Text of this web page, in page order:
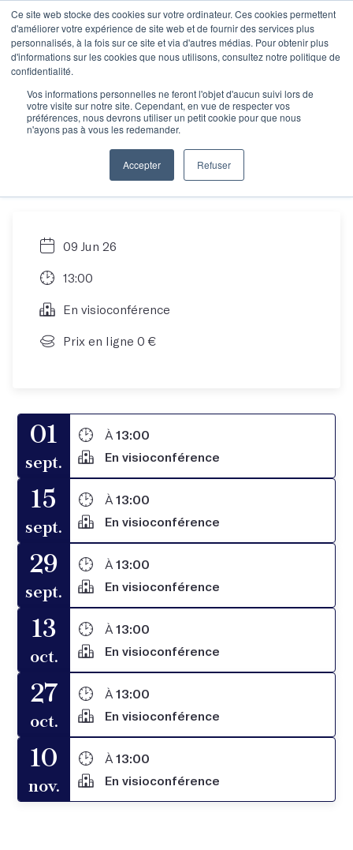
Ce site web stocke des cookies sur votre ordinateur. Ces cookies permettent
d'améliorer votre expérience de site web et de fournir des services plus
personnalisés, à la fois sur ce site et via d'autres médias. Pour obtenir plus
d'informations sur les cookies que nous utilisons, consultez notre politique de
confidentialité.
Vos informations personnelles ne feront l'objet d'aucun suivi lors de
votre visite sur notre site. Cependant, en vue de respecter vos
préférences, nous devrons utiliser un petit cookie pour que nous
n'ayons pas à vous les redemander.
Accepter Refuser
Objectif manuscrit :
Comment écrire son
roman en 12 mois ?
09 Jun 26
13:00
En visioconférence
Prix en ligne 0 €
01
sept.
À 13:00
En visioconférence
15
sept.
À 13:00
En visioconférence
29
sept.
À 13:00
En visioconférence
13
oct.
À 13:00
En visioconférence
27
oct.
À 13:00
En visioconférence
10
nov.
À 13:00
En visioconférence